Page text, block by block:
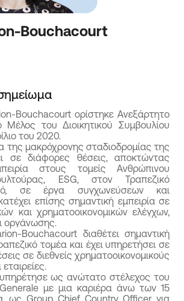
Bouchacourt
Bouchacourt ορίστηκε Ανεξάρτητο
Μέλος του Διοικητικού Συμβουλίου
του 2020.
της μακρόχρονης σταδιοδρομίας της
σε διάφορες θέσεις, αποκτώντας
στους τομείς Ανθρώπινου
ESG, στον Τραπεζικό
σε έργα συγχωνεύσεων και
επίσης σημαντική εμπειρία σε
και χρηματοοικονομικών ελέγχων,
οργάνωσης.
Bouchacourt διαθέτει σημαντική
τομέα και έχει υπηρετήσει σε
σε διεθνείς χρηματοοικονομικούς
ως ανώτατο στέλεχος του
με μια καριέρα άνω των 15
ως Group Chief Country Officer για